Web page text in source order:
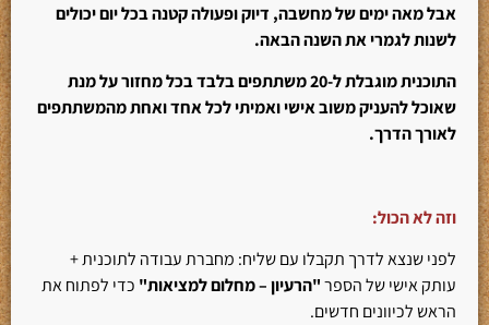
אבל מאה ימים של מחשבה, דיוק ופעולה קטנה בכל יום יכולים
לשנות לגמרי את השנה הבאה.
התוכנית מוגבלת ל-20 משתתפים בלבד בכל מחזור על מנת
שאוכל להעניק משוב אישי ואמיתי לכל אחד ואחת מהמשתתפים
לאורך הדרך.
וזה לא הכול:
לפני שנצא לדרך תקבלו עם שליח: מחברת עבודה לתוכנית +
עותק אישי של הספר"הרעיון – מחלום למציאות" כדי לפתוח את
הראש לכיוונים חדשים.